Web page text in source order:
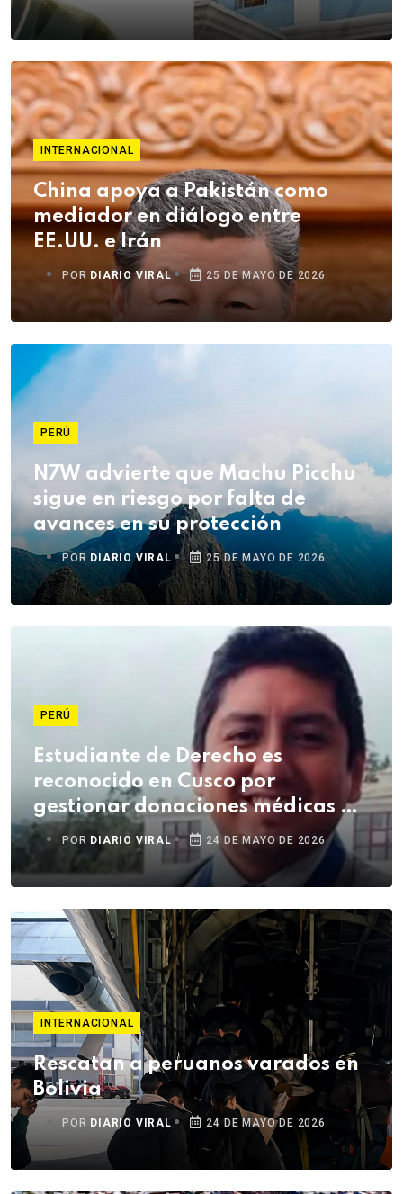
INTERNACIONAL
China apoya a Pakistán como
mediador en diálogo entre
EE.UU. e Irán
POR DIARIO VIRAL 25 DE MAYO DE 2026
PERÚ
N7W advierte que Machu Picchu
sigue en riesgo por falta de
avances en su protección
POR DIARIO VIRAL 25 DE MAYO DE 2026
PERÚ
Estudiante de Derecho es
reconocido en Cusco por
gestionar donaciones médicas de
Estados Unidos
POR DIARIO VIRAL 24 DE MAYO DE 2026
INTERNACIONAL
Rescatan a peruanos varados en
Bolivia
POR DIARIO VIRAL 24 DE MAYO DE 2026